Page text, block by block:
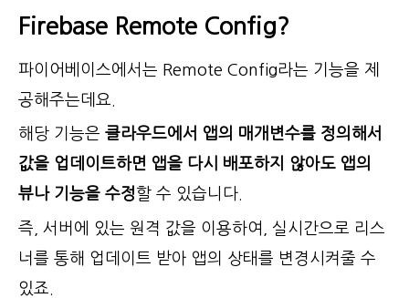
Firebase Remote Config?
파이어베이스에서는 Remote Config라는 기능을 제
공해주는데요.
해당 기능은 클라우드에서 앱의 매개변수를 정의해서
값을 업데이트하면 앱을 다시 배포하지 않아도 앱의
뷰나 기능을 수정 할 수 있습니다.
즉, 서버에 있는 원격 값을 이용하여, 실시간으로 리스
너를 통해 업데이트 받아 앱의 상태를 변경시켜줄 수
있죠.